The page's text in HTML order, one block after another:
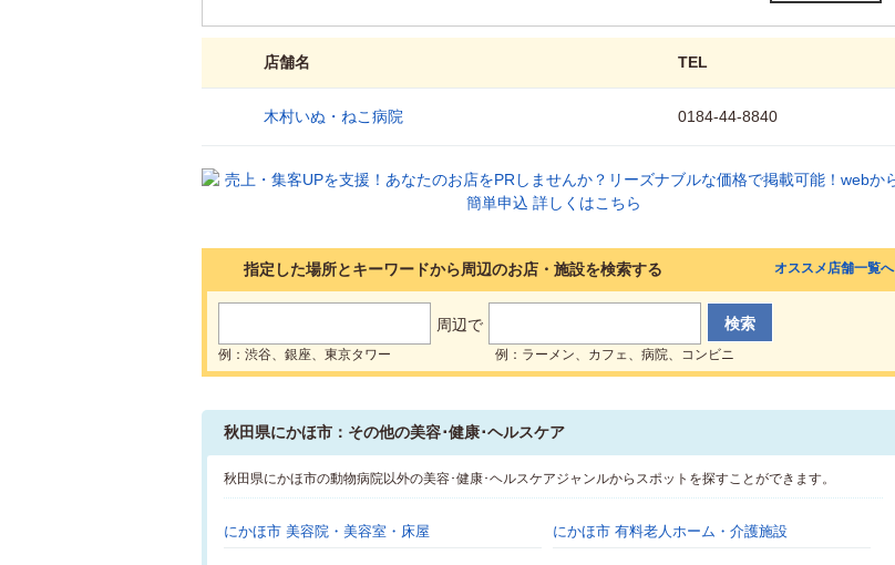
店舗名 TEL
木村いぬ・ねこ病院 0184-44-8840
指定した場所とキーワードから周辺のお店・施設を検索する
周辺で
例：渋谷、銀座、東京タワー 例：ラーメン、カフェ、病院、コンビニ
オススメ店舗一覧へ
秋田県にかほ市：その他の美容･健康･ヘルスケア
秋田県にかほ市の動物病院以外の美容･健康･ヘルスケアジャンルからスポットを探すことができます。
にかほ市 美容院・美容室・床屋 にかほ市 有料老人ホーム・介護施設